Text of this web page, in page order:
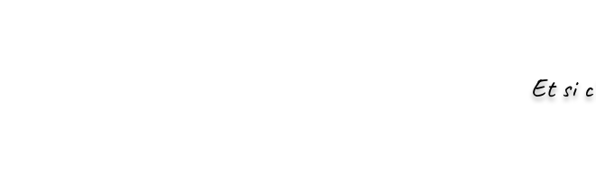
Et si